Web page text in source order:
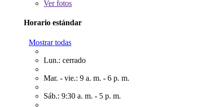
Verfotos
Horario estándar
Mostrar todas
Lun.: cerrado
Mar. - vie.: 9 a. m. - 6 p. m.
Sáb.: 9:30 a. m. - 5 p. m.